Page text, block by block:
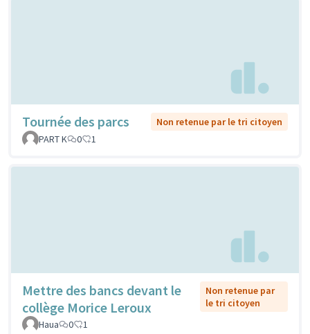
Tournée des parcs
Non retenue par le tri citoyen
PART K
0 1
Mettre des bancs devant le
collège Morice Leroux
Non retenue par
le tri citoyen
Haua
0 1